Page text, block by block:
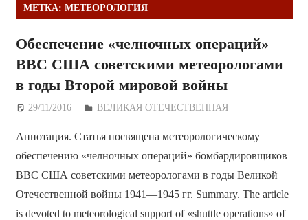
МЕТКА: МЕТЕОРОЛОГИЯ
Обеспечение «челночных операций»
ВВС США советскими метеорологами
в годы Второй мировой войны
29/11/2016 Дежурный по Редакции
ВЕЛИКАЯ ОТЕЧЕСТВЕННАЯ
Аннотация. Статья посвящена метеорологическому
обеспечению «челночных операций» бомбардировщиков
ВВС США советскими метеорологами в годы Великой
Отечественной войны 1941—1945 гг. Summary. The article
is devoted to meteorological support of «shuttle operations» of